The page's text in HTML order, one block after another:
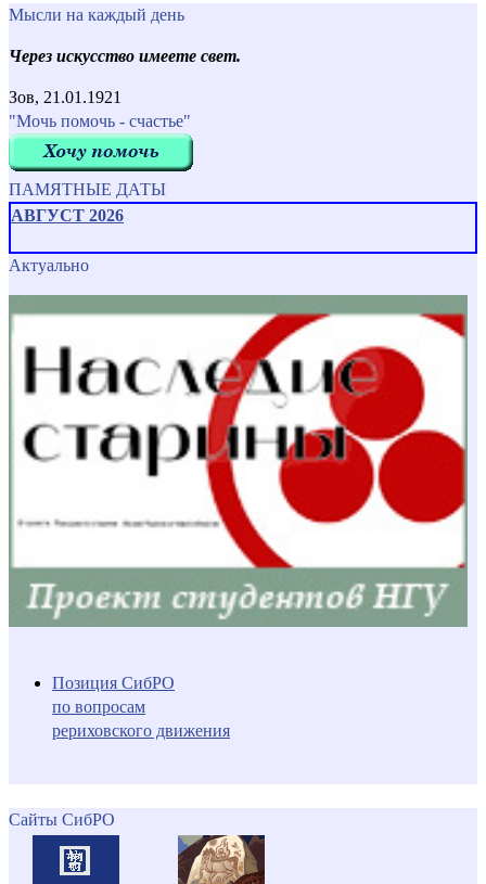
Мысли на каждый день
Через искусство имеете свет.
Зов, 21.01.1921
"Мочь помочь - счастье"
ПАМЯТНЫЕ ДАТЫ
АВГУСТ 2026
Актуально
Позиция СибРО
по вопросам
рериховского движения
Сайты СибРО